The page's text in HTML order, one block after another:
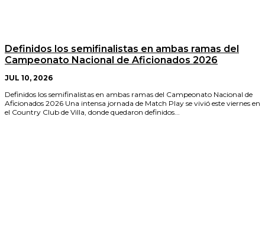
Definidos los semifinalistas en ambas ramas del
Campeonato Nacional de Aficionados 2026
JUL 10, 2026
Definidos los semifinalistas en ambas ramas del Campeonato Nacional de
Aficionados 2026 Una intensa jornada de Match Play se vivió este viernes en
el Country Club de Villa, donde quedaron definidos...